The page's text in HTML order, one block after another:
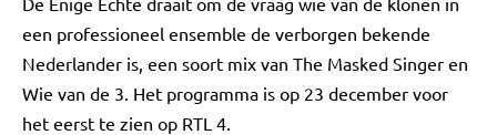
een professioneel ensemble de verborgen bekende
Nederlander is, een soort mix van The Masked Singer en
Wie van de 3. Het programma is op 23 december voor
het eerst te zien op RTL 4.